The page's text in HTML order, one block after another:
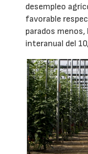
desempleo
favorable
parados menos,
interanual del